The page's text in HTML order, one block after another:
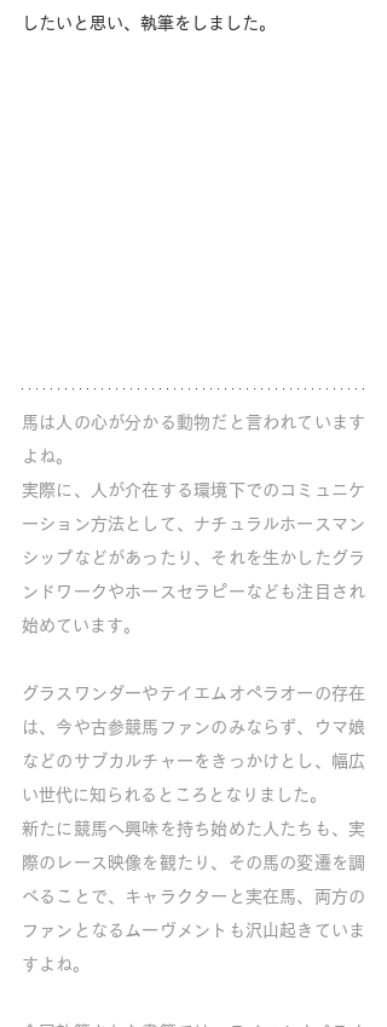
したいと思い、執筆をしました。
馬は人の心が分かる動物だと言われています
よね。
実際に、人が介在する環境下でのコミュニケ
ーション方法として、ナチュラルホースマン
シップなどがあったり、それを生かしたグラ
ンドワークやホースセラピーなども注目され
始めています。
グラスワンダーやテイエムオペラオーの存在
は、今や古参競馬ファンのみならず、ウマ娘
などのサブカルチャーをきっかけとし、幅広
い世代に知られるところとなりました。
新たに競馬へ興味を持ち始めた人たちも、実
際のレース映像を観たり、その馬の変遷を調
べることで、キャラクターと実在馬、両方の
ファンとなるムーヴメントも沢山起きていま
すよね。